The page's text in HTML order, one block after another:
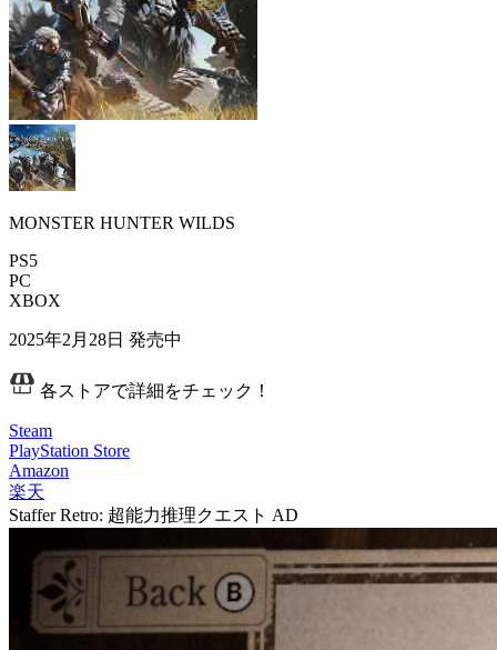
MONSTER HUNTER WILDS
PS5
PC
XBOX
2025年2月28日 発売中
各ストアで詳細をチェック！
Steam
PlayStation Store
Amazon
楽天
Staffer Retro: 超能力推理クエスト AD